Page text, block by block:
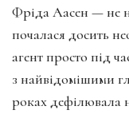
Фріда Аасен — не
почалася досить
агент просто під
з найвідомішими
роках дефілювала